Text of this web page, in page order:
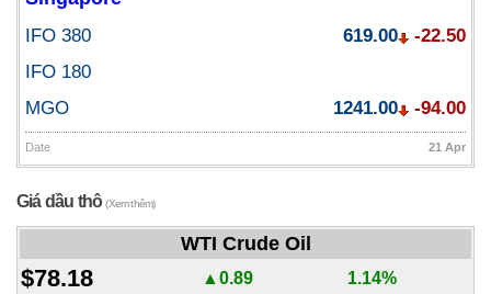
IFO 380 619.00
-22.50
IFO 180
MGO
1241.00 -94.00
Date 21 Apr
Giá dầu thô(Xem thêm)
WTI Crude Oil
$78.18 ▲0.89 1.14%